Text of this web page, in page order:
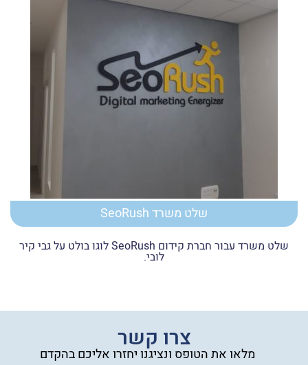
שלט משרד SeoRush
שלט משרד עבור חברת קידום SeoRush לוגו בולט על גבי קיר
לובי.
צרו קשר
מלאו את הטופס ונציגנו יחזרו אליכם בהקדם